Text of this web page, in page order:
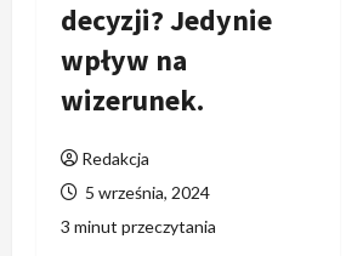
decyzji? Jedynie
wpływ na
wizerunek.
Redakcja
5 września, 2024
3 minut przeczytania